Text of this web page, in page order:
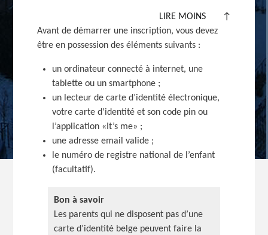
LIRE MOINS
↑
Avant de démarrer une inscription, vous devez
être en possession des élémentssuivants :
un ordinateur connecté à internet, une
tablette ou un smartphone ;
un lecteur de carte d’identité électronique,
votre carte d’identité et son code pin ou
l’application «It’s me» ;
une adresse email valide ;
le numéro de registre national de l’enfant
(facultatif).
Bon à savoir
Les parents qui ne disposent pas d’une
carte d’identité belge peuvent faire la